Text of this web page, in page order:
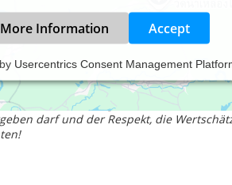
More Information Accept
Usercentrics Consent Management
für Mensch, Natur und Tier
heilenden Energien und der
darf und der Respekt, die